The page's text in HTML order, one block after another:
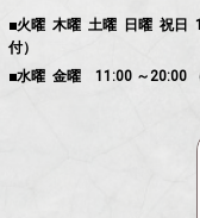
■火曜 木曜 土曜 日曜 祝日
付）
■水曜 金曜 11:00 ～20:00